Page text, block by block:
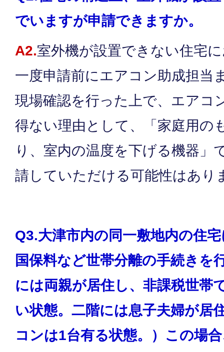
でいますが申請できますか。
A2.室外機が設置できない住宅
一度申請前にエアコン助成担当
現場確認を行った上で、エアコ
得ない理由として、「家庭用の
り、室内の温度を下げる機器」
請していただける可能性はあり
Q3.大津市内の同一敷地内の住
国保料など世帯分離の手続きを
には両親が居住し、非課税世帯
い状態。二階には息子夫婦が居
コンは1台有る状態。）この場